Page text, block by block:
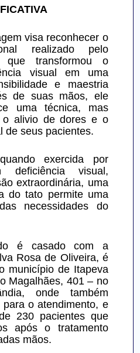
visa reconhecer o
realizado pelo
que transformou o
visual em uma
e maestria
de suas mãos, ele
uma técnica, mas
o alivio de dores e o
de seus pacientes.
exercida por
deficiência visual,
extraordinária, uma
do tato permite uma
necessidades do
é casado com a
Rosa de Oliveira, é
município de Itapeva
Magalhães, 401 – no
onde também
o atendimento, e
230 pacientes que
após o tratamento
mãos.